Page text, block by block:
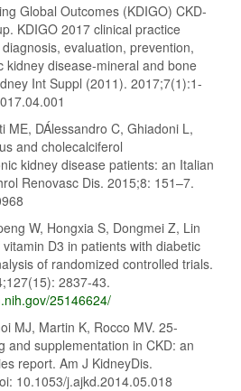
Global Outcomes (KDIGO) CKD-
KDIGO 2017 clinical practice
evaluation, prevention,
kidney disease-mineral and bone
Int Suppl (2011). 2017;7(1):1-
ME, DÁlessandro C, Ghiadoni L,
and cholecalciferol
kidney disease patients: an Italian
Renovasc Dis. 2015;8: 151–7.
W, Hongxia S, Dongmei Z, Lin
D3 in patients with diabetic
of randomized controlled trials.
2837-43.
25146624/
MJ, Martin K, Rocco MV. 25-
and supplementation in CKD: an
report. Am J KidneyDis.
10.1053/j.ajkd.2014.05.018